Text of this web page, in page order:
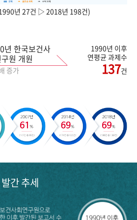
년 27건 ▷ 2018년 198건)
년 한국보건사
원 개원
증가
1990년 이후
연평균 과제수
137건
간 추세